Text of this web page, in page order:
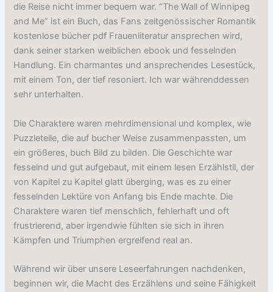
die Reise nicht immer bequem war. “The Wall of Winnipeg
and Me” ist ein Buch, das Fans zeitgenössischer Romantik
kostenlose bücher pdf Frauenliteratur ansprechen wird,
dank seiner starken weiblichen ebook und fesselnden
Handlung. Ein charmantes und ansprechendes Lesestück,
mit einem Ton, der tief resoniert. Ich war währenddessen
sehr unterhalten.
Die Charaktere waren mehrdimensional und komplex, wie
Puzzleteile, die auf bucher Weise zusammenpassten, um
ein größeres, buch Bild zu bilden. Die Geschichte war
fesselnd und gut aufgebaut, mit einem lesen Erzählstil, der
von Kapitel zu Kapitel glatt überging, was es zu einer
fesselnden Lektüre von Anfang bis Ende machte. Die
Charaktere waren tief menschlich, fehlerhaft und oft
frustrierend, aber irgendwie fühlten sie sich in ihren
Kämpfen und Triumphen ergreifend real an.
Während wir über unsere Leseerfahrungen nachdenken,
beginnen wir, die Macht des Erzählens und seine Fähigkeit